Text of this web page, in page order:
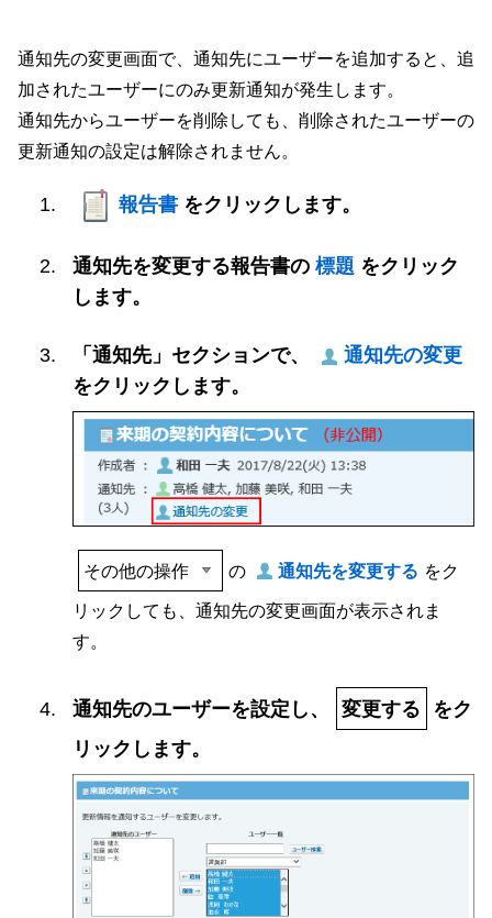
通知先の変更画面で、通知先にユーザーを追加すると、追
加されたユーザーにのみ更新通知が発生します。
通知先からユーザーを削除しても、削除されたユーザーの
更新通知の設定は解除されません。
報告書 をクリックします。
通知先を変更する報告書の 標題 をクリック
します。
「通知先」セクションで、
通知先の変更
をクリックします。
その他の操作 の 通知先を変更する をク
リックしても、通知先の変更画面が表示されま
す。
通知先のユーザーを設定し、 変更する
をク
リックします。